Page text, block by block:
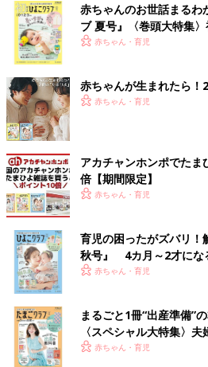
赤ちゃんのお世話まるわ
ブ 夏号』〈巻頭大特集
く！ おっぱい・ミルクの
赤ちゃん・育児
赤ちゃんが生まれたら！
赤ちゃん・育児
アカチャンホンポでた
倍【期間限定】
赤ちゃん・育児
育児の困ったがズバリ！
秋号』 4カ月～2才にな
いっぱい！
赤ちゃん・育児
まるごと1冊“出産準備”
〈スペシャル大特集〉
赤ちゃん・育児